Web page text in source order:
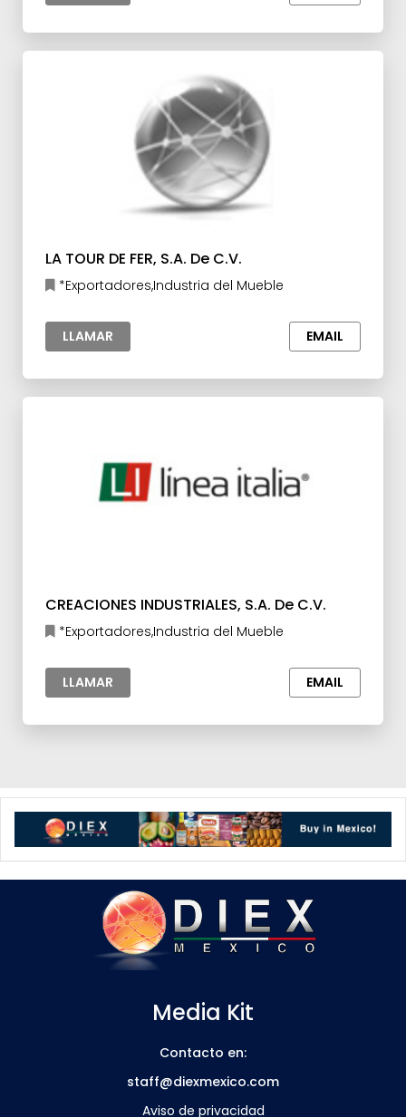
LA TOUR DE FER, S.A. De C.V.
*Exportadores,Industria del Mueble
LLAMAR EMAIL
CREACIONES INDUSTRIALES, S.A. De C.V.
*Exportadores,Industria del Mueble
LLAMAR EMAIL
Media Kit
Contacto en:
staff@diexmexico.com
Aviso de privacidad